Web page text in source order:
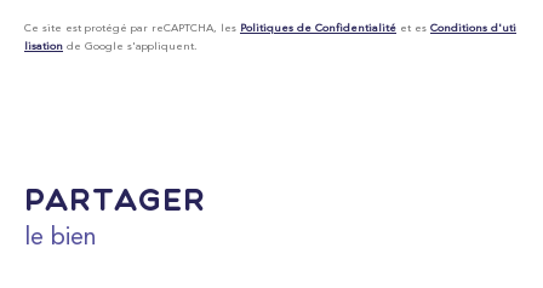
Ce site est protégé par reCAPTCHA, les Politiques de Confidentialité et es Conditions d'uti
lisation de Google s'appliquent.
partager
le bien